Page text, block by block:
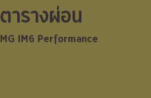
ตารางผ่อน
MG IM6 Performance
ตารางผ่อน
MG IM6 Performance